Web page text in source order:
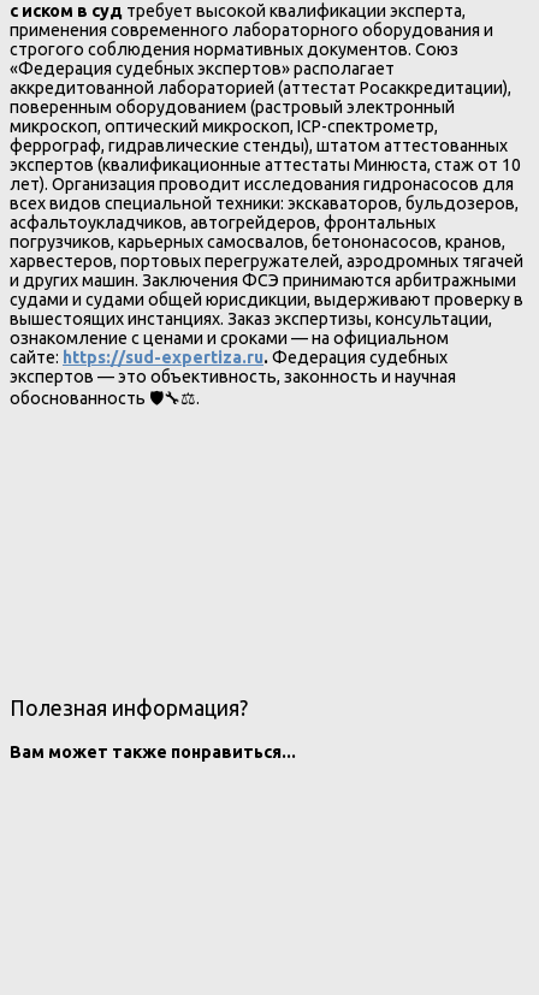
с иском в суд требует высокой квалификации эксперта,
применения современного лабораторного оборудования и
строгого соблюдения нормативных документов. Союз
«Федерация судебных экспертов» располагает
аккредитованной лабораторией (аттестат Росаккредитации),
поверенным оборудованием (растровый электронный
микроскоп, оптический микроскоп, ICP-спектрометр,
феррограф, гидравлические стенды), штатом аттестованных
экспертов (квалификационные аттестаты Минюста, стаж от 10
лет). Организация проводит исследования гидронасосов для
всех видов специальной техники: экскаваторов, бульдозеров,
асфальтоукладчиков, автогрейдеров, фронтальных
погрузчиков, карьерных самосвалов, бетононасосов, кранов,
харвестеров, портовых перегружателей, аэродромных тягачей
и других машин. Заключения ФСЭ принимаются арбитражными
судами и судами общей юрисдикции, выдерживают проверку в
вышестоящих инстанциях. Заказ экспертизы, консультации,
ознакомление с ценами и сроками — на официальном
сайте: https://sud-expertiza.ru.Федерация судебных
экспертов — это объективность, законность и научная
обоснованность 🛡️🔧⚖️.
Полезная информация?
Вам может также понравиться...